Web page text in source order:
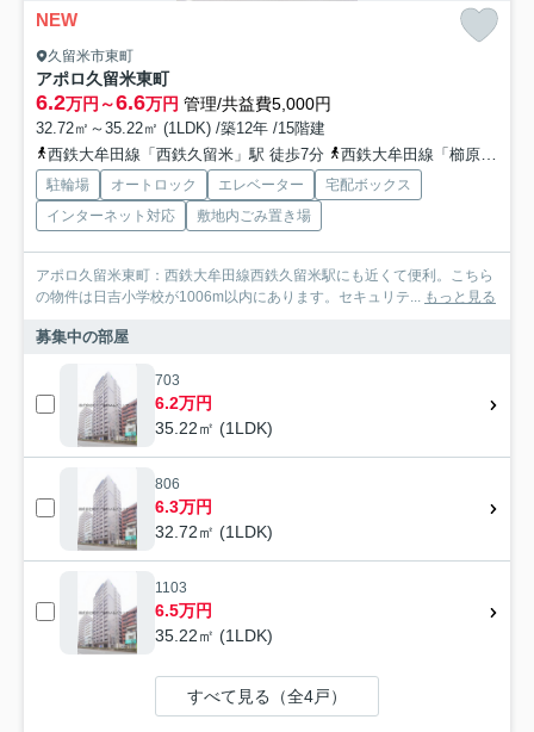
NEW
久留米市東町
アポロ久留米東町
6.2万円～6.6万円 管理/共益費5,000円
32.72㎡～35.22㎡ (1LDK) /築12年 /15階建
西鉄大牟田線「西鉄久留米」駅 徒歩7分
西鉄大牟田線「櫛原」駅 徒歩9分
駐輪場 オートロック エレベーター
宅配ボックス
インターネット対応
敷地内ごみ置き場
アポロ久留米東町：西鉄大牟田線西鉄久留米駅にも近くて便利。こちら
の物件は日吉小学校が1006m以内にあります。セキュリテ...
もっと見る
募集中の部屋
703
6.2万円
35.22㎡ (1LDK)
806
6.3万円
32.72㎡ (1LDK)
1103
6.5万円
35.22㎡ (1LDK)
すべて見る（全4戸）